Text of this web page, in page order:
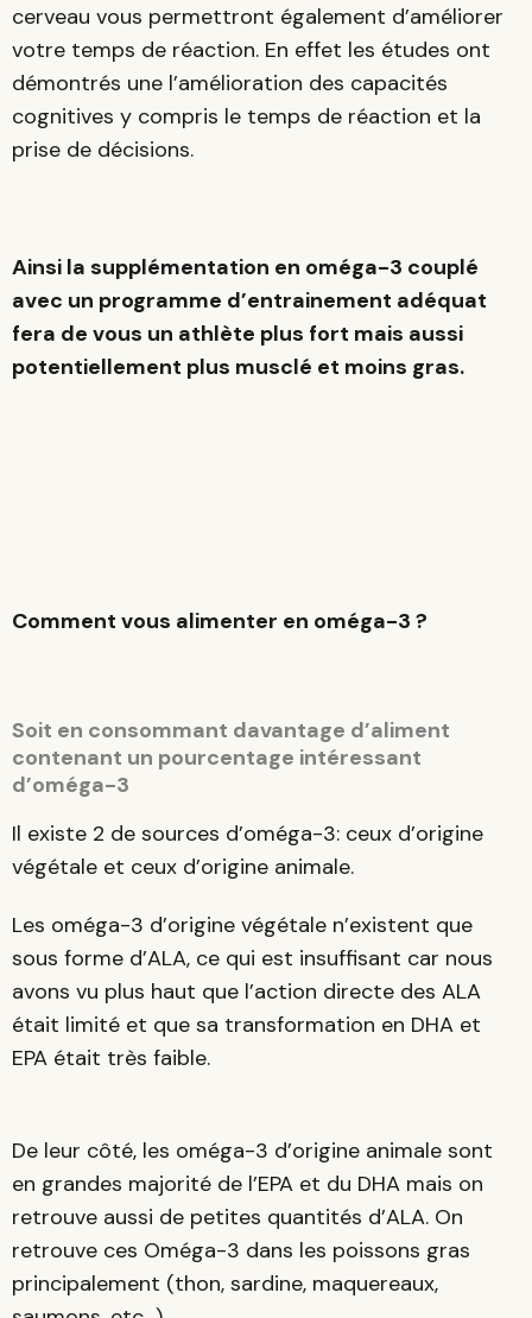
cerveau vous permettront également d’améliorer
votre temps de réaction. En effet les études ont
démontrés une l’amélioration des capacités
cognitives y compris le temps de réaction et la
prise de décisions.
Ainsi la supplémentation en oméga-3 couplé
avec un programme d’entrainement adéquat
fera de vous un athlète plus fort mais aussi
potentiellement plus musclé et moins gras.
Comment vous alimenter en oméga-3 ?
Soit en consommant davantage d’aliment
contenant un pourcentage intéressant
d’oméga-3
Il existe 2 de sources d’oméga-3: ceux d’origine
végétale et ceux d’origine animale.
Les oméga-3 d’origine végétale n’existent que
sous forme d’ALA, ce qui est insuffisant car nous
avons vu plus haut que l’action directe des ALA
était limité et que sa transformation en DHA et
EPA était très faible.
De leur côté, les oméga-3 d’origine animale sont
en grandes majorité de l’EPA et du DHA mais on
retrouve aussi de petites quantités d’ALA. On
retrouve ces Oméga-3 dans les poissons gras
principalement (thon, sardine, maquereaux,